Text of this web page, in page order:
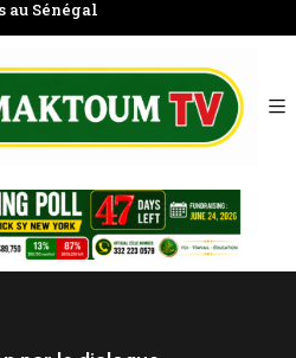
au Sénégal